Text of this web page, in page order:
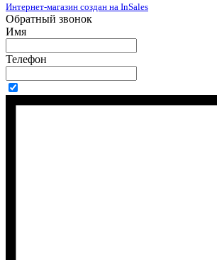
Интернет-магазин создан на InSales
Обратный звонок
Имя
Телефон